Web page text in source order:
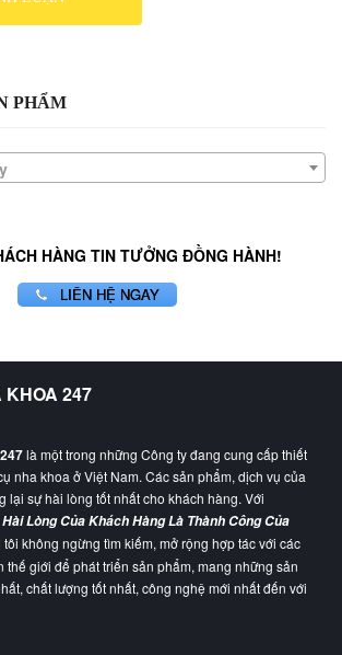
PHẨM
HÀNG TIN TƯỞNG ĐỒNG HÀNH!
LIÊN HỆ NGAY
KHOA 247
là một trong những Công ty đang cung cấp thiết
nha khoa ở Việt Nam. Các sản phẩm, dịch vụ của
lại sự hài lòng tốt nhất cho khách hàng. Với
Lòng Của Khách Hàng Là Thành Công Của
tôi không ngừng tìm kiếm, mở rộng hợp tác với các
thế giới để phát triển sản phẩm, mang những sản
chất lượng tốt nhất, công nghệ mới nhất đến với